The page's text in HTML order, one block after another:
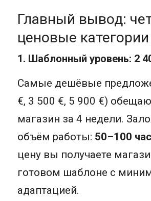
Главный вывод:
ценовые категории
1. Шаблонный уровень: 2
Самые дешёвые
€, 3 500 €, 5 900 €)
магазин за 4 недели.
объём работы: 50–100
цену вы получаете
готовом шаблоне с
адаптацией.